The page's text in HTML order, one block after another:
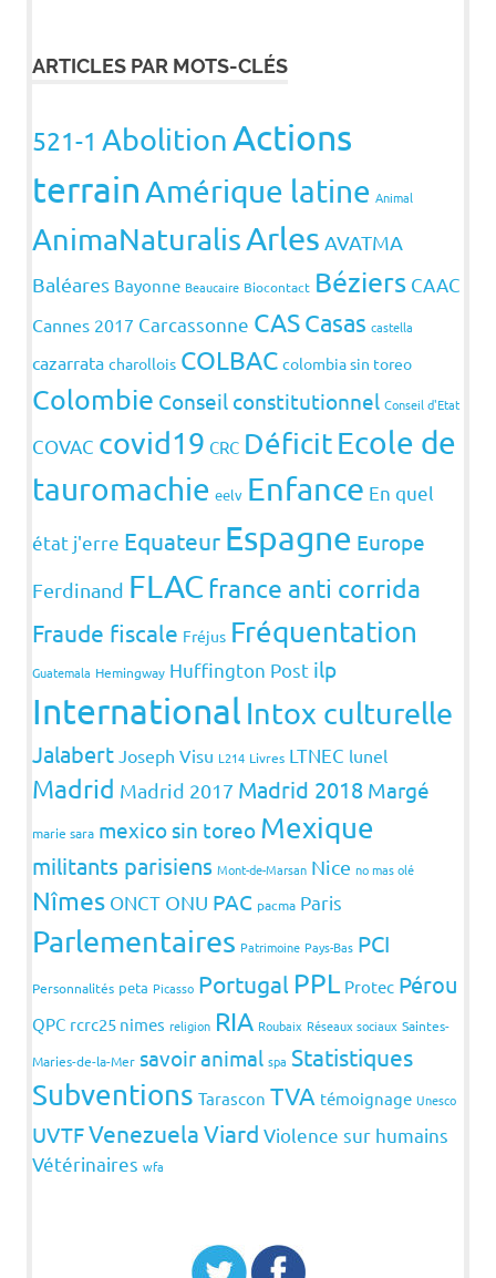
ARTICLES PAR MOTS-CLÉS
521-1 AbolitionActions
terrainAmérique latine Animal
AnimaNaturalisArles AVATMA
Baléares Bayonne Beaucaire Biocontact Béziers CAAC
Cannes 2017 Carcassonne CASCasas castella
cazarrata charollois COLBAC colombia sin toreo
Colombie Conseil constitutionnel Conseil d'Etat
COVAC covid19 CRC DéficitEcole de
tauromachie eelv Enfance En quel
état j'erre Equateur Espagne Europe
Ferdinand FLAC france anti corrida
Fraude fiscale Fréjus Fréquentation
Guatemala Hemingway Huffington Post ilp
International Intox culturelle
Jalabert Joseph Visu L214 Livres LTNEC lunel
Madrid Madrid 2017 Madrid 2018 Margé
marie sara mexico sin toreo Mexique
militants parisiens Mont-de-Marsan Nice no mas olé
Nîmes ONCT ONU PAC pacma Paris
Parlementaires Patrimoine Pays-Bas PCI
Personnalités peta Picasso Portugal PPL Protec Pérou
QPC rcrc25 nimes religion RIA Roubaix Réseaux sociaux Saintes-
Maries-de-la-Mer savoir animal spa Statistiques
Subventions Tarascon TVA témoignage Unesco
UVTFVenezuelaViard Violence sur humains
Vétérinaires wfa